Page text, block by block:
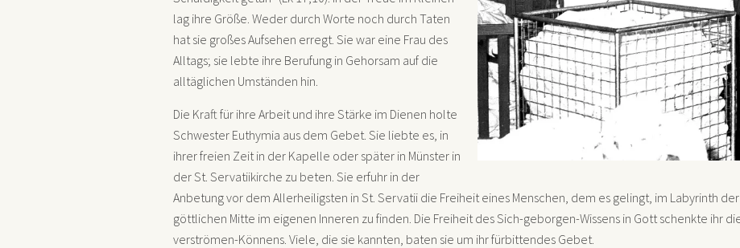
lag ihre Größe. Weder durch Worte noch durch Taten
hat sie großes Aufsehen erregt. Sie war eine Frau des
Alltags; sie lebte ihre Berufung in Gehorsam auf die
alltäglichen Umständen hin.
Die Kraft für ihre Arbeit und ihre Stärke im Dienen holte
Schwester Euthymia aus dem Gebet. Sie liebte es, in
ihrer freien Zeit in der Kapelle oder später in Münster in
der St. Servatiikirche zu beten. Sie erfuhr in der
Anbetung vor dem Allerheiligsten in St. Servatii die Freiheit eines Menschen, dem es gelingt, im Labyrinth
göttlichen Mitte im eigenen Inneren zu finden. Die Freiheit des Sich-geborgen-Wissens in Gott schenkte ihr
verströmen-Könnens. Viele, die sie kannten, baten sie um ihr fürbittendes Gebet.